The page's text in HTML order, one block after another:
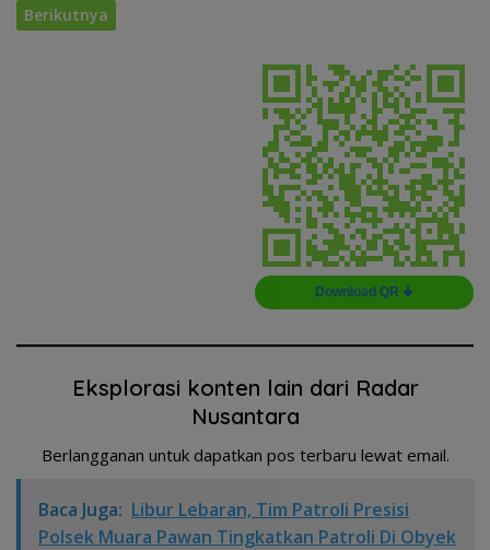
Berikutnya
Download QR 🠋
Eksplorasi konten lain dari Radar
Nusantara
Berlangganan untuk dapatkan pos terbaru lewat email.
Baca Juga: Libur Lebaran, Tim Patroli Presisi
Polsek Muara Pawan Tingkatkan Patroli Di Obyek